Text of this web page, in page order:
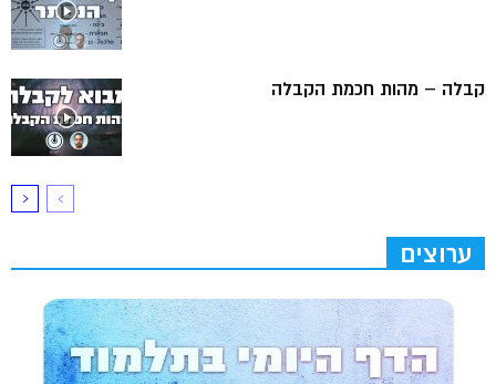
קבלה – מהות חכמת הקבלה
ערוצים